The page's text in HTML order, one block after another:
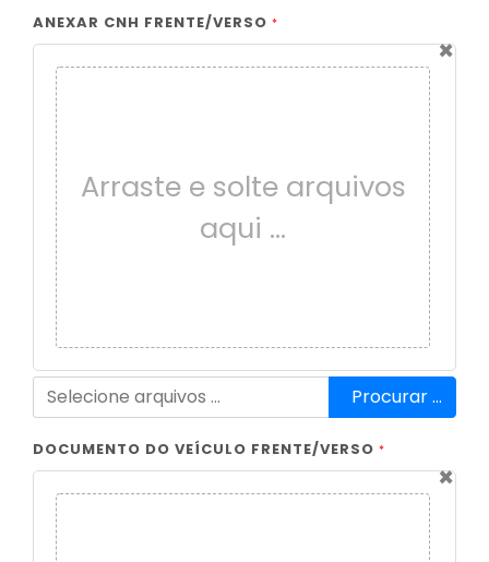
ANEXAR CNH FRENTE/VERSO *
×
Arraste e solte arquivos
aqui …
Procurar …
DOCUMENTO DO VEÍCULO FRENTE/VERSO *
×